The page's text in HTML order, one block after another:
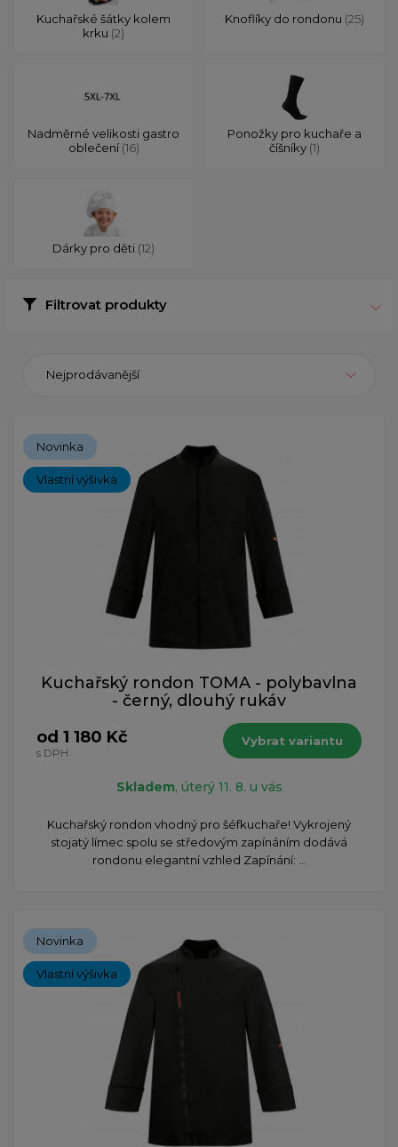
Kuchařské šátky kolem
krku (2)
Knoflíky do rondonu (25)
Nadměrné velikosti gastro
oblečení(16)
Ponožky pro kuchaře a
číšníky (1)
Dárky pro děti (12)
Filtrovat produkty
Nejprodávanější
Novinka
Vlastní výšivka
Kuchařský rondon TOMA - polybavlna
- černý, dlouhý rukáv
od 1 180 Kč
s DPH
Vybrat variantu
Skladem, úterý 11. 8. u vás
​Kuchařský rondon vhodný pro šéfkuchaře! Vykrojený
stojatý límec spolu se středovým zapínáním dodává
rondonu elegantní vzhled Zapínání: ...
Novinka
Vlastní výšivka